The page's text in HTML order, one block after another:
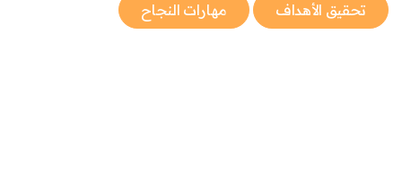
تحقيق الأهداف مهارات النجاح